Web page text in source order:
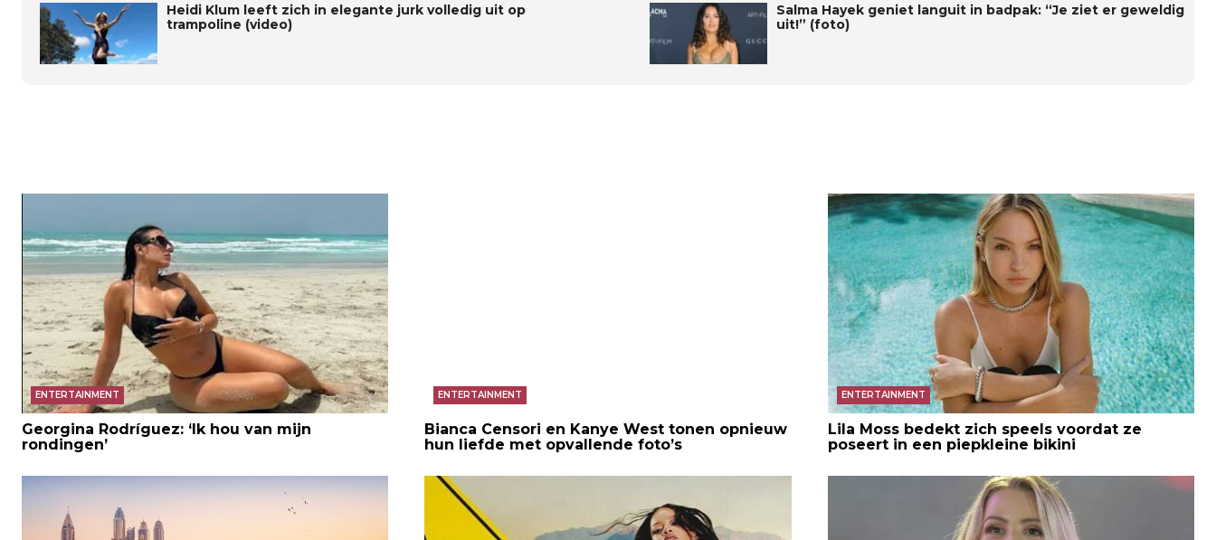
Heidi Klum leeft zich in elegante jurk volledig uit op
trampoline (video)
Salma Hayek geniet languit in badpak: “Je ziet er geweldig
uit!” (foto)
ENTERTAINMENT
Georgina Rodríguez: ‘Ik hou van mijn
rondingen’
ENTERTAINMENT
Bianca Censori en Kanye West tonen opnieuw
hun liefde met opvallende foto’s
ENTERTAINMENT
Lila Moss bedekt zich speels voordat ze
poseert in een piepkleine bikini